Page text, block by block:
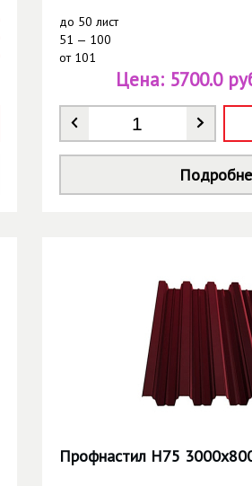
до 50 лист
51 — 100
от101
Количество *
Цена: 5700.0
Профнастил Н75